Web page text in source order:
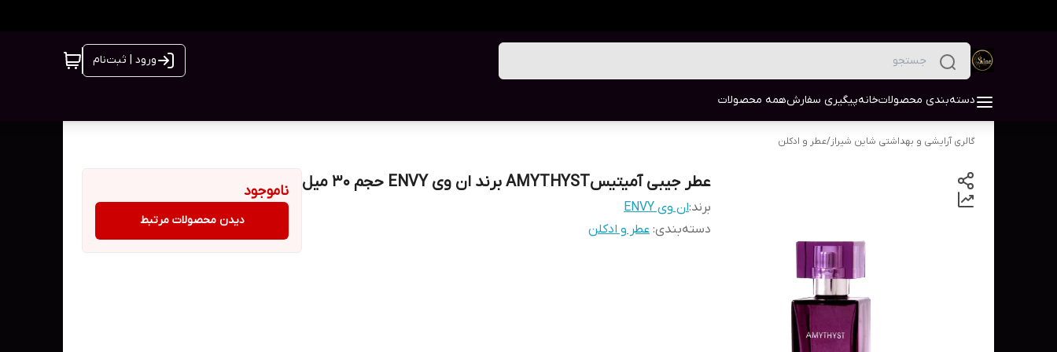
ورود | ثبت‌نام
دسته‌بندی محصولاتخانهپیگیری سفارشهمه محصولات
گالری آرایشی و بهداشتی شاین شیراز/عطر و ادکلن
عطر جیبی آمیتیسAMYTHYST برند ان وی ENVY حجم 30 میل
برند:ان وی ENVY
دسته‌بندی: عطر و ادکلن
ناموجود
دیدن محصولات مرتبط